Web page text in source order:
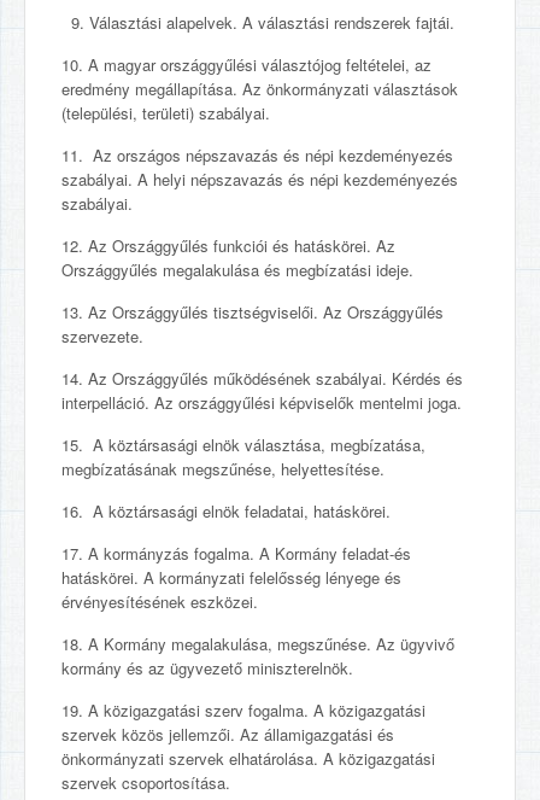
9. Választási alapelvek. A választási rendszerek fajtái.
10. A magyar országgyűlési választójog feltételei, az
eredmény megállapítása. Az önkormányzati választások
(települési, területi) szabályai.
11. Az országos népszavazás és népi kezdeményezés
szabályai. A helyi népszavazás és népi kezdeményezés
szabályai.
12. Az Országgyűlés funkciói és hatáskörei. Az
Országgyűlés megalakulása és megbízatási ideje.
13. Az Országgyűlés tisztségviselői. Az Országgyűlés
szervezete.
14. Az Országgyűlés működésének szabályai. Kérdés és
interpelláció. Az országgyűlési képviselők mentelmi joga.
15. A köztársasági elnök választása, megbízatása,
megbízatásának megszűnése, helyettesítése.
16. A köztársasági elnök feladatai, hatáskörei.
17. A kormányzás fogalma. A Kormány feladat-és
hatáskörei. A kormányzati felelősség lényege és
érvényesítésének eszközei.
18. A Kormány megalakulása, megszűnése. Az ügyvivő
kormány és az ügyvezető miniszterelnök.
19. A közigazgatási szerv fogalma. A közigazgatási
szervek közös jellemzői. Az államigazgatási és
önkormányzati szervek elhatárolása. A közigazgatási
szervek csoportosítása.